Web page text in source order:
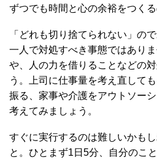
ずつでも時間と心の余裕をつくる
「どれも切り捨てられない」の
一人で対処すべき事態ではあり
や、人の力を借りることなどの
う。上司に仕事量を考え直して
振る、家事や介護をアウトソー
考えてみましょう。
すぐに実行するのは難しいかも
と。ひとまず1日5分、自分のこ